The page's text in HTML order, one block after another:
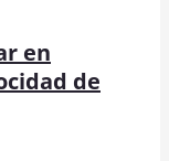
en
de